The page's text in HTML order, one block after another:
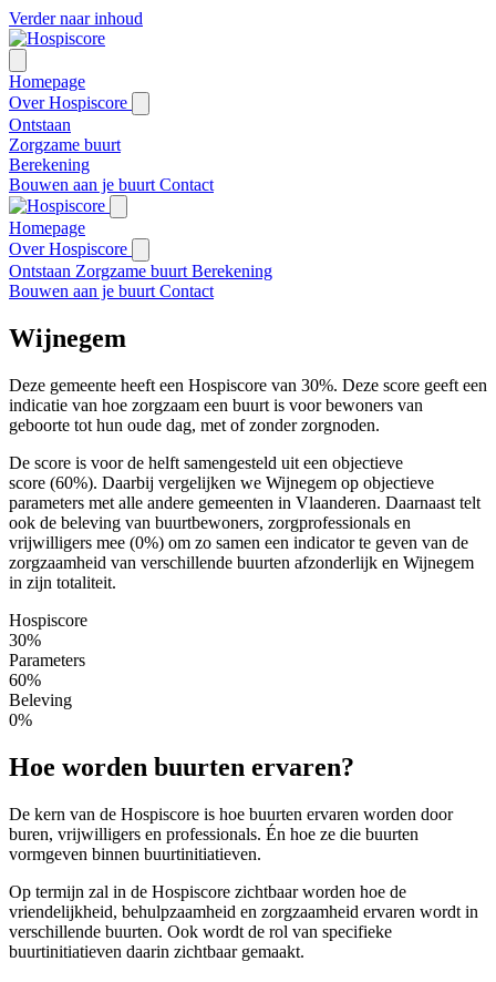
Verder naar inhoud
Homepage
Over Hospiscore
Ontstaan
Zorgzame buurt
Berekening
Bouwen aan je buurt Contact
Homepage
Over Hospiscore
Ontstaan Zorgzame buurt Berekening
Bouwen aan je buurt Contact
Wijnegem
Deze gemeente heeft een Hospiscore van 30%. Deze score geeft een
indicatie van hoe zorgzaam een buurt is voor bewoners van
geboorte tot hun oude dag, met of zonder zorgnoden.
De score is voor de helft samengesteld uit een objectieve
score (60%). Daarbij vergelijken we Wijnegem op objectieve
parameters met alle andere gemeenten in Vlaanderen. Daarnaast telt
ook de beleving van buurtbewoners, zorgprofessionals en
vrijwilligers mee (0%) om zo samen een indicator te geven van de
zorgzaamheid van verschillende buurten afzonderlijk en Wijnegem
in zijn totaliteit.
Hospiscore
30%
Parameters
60%
Beleving
0%
Hoe worden buurten ervaren?
De kern van de Hospiscore is hoe buurten ervaren worden door
buren, vrijwilligers en professionals. Én hoe ze die buurten
vormgeven binnen buurtinitiatieven.
Op termijn zal in de Hospiscore zichtbaar worden hoe de
vriendelijkheid, behulpzaamheid en zorgzaamheid ervaren wordt in
verschillende buurten. Ook wordt de rol van specifieke
buurtinitiatieven daarin zichtbaar gemaakt.